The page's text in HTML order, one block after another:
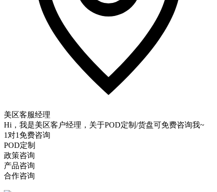
美区客服经理
Hi，我是美区客户经理，关于POD定制/货盘可免费咨询我~
1对1免费咨询
POD定制
政策咨询
产品咨询
合作咨询